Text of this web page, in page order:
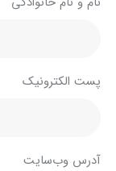
پست الکترونیک
آدرس وب‌سایت